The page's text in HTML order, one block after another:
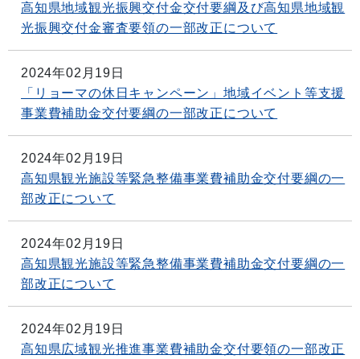
高知県地域観光振興交付金交付要綱及び高知県地域観
光振興交付金審査要領の一部改正について
2024年02月19日
「リョーマの休日キャンペーン」地域イベント等支援
事業費補助金交付要綱の一部改正について
2024年02月19日
高知県観光施設等緊急整備事業費補助金交付要綱の一
部改正について
2024年02月19日
高知県観光施設等緊急整備事業費補助金交付要綱の一
部改正について
2024年02月19日
高知県広域観光推進事業費補助金交付要領の一部改正